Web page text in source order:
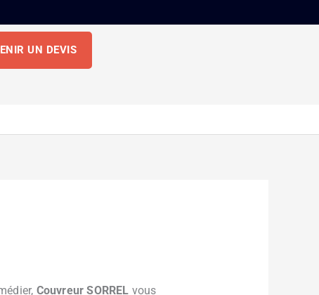
UN DEVIS
Couvreur SORREL vous